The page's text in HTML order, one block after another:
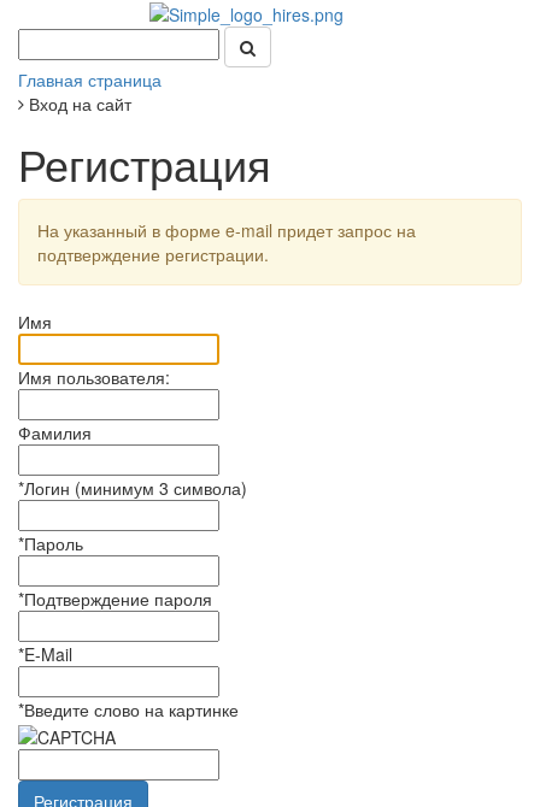
Главная страница
Вход на сайт
Регистрация
На указанный в форме e-mail придет запрос на
подтверждение регистрации.
Имя
Имя пользователя:
Фамилия
*Логин (минимум 3 символа)
*Пароль
*Подтверждение пароля
*E-Mail
*Введите слово на картинке